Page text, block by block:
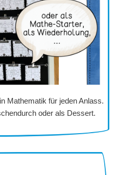
Mathematik für jeden Anlass.
oder als Dessert.